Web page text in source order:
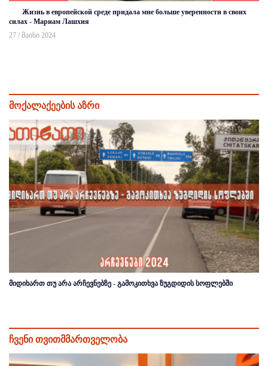
Жизнь в европейской среде придала мне больше уверенности в своих
силах - Мариам Лашхия
27 / მაისი 2024
მოქალაქეების აზრი
მიდიხართ თუ არა არჩევნებზე - გამოკითხვა ზუგდიდის სოფლებში
ჩვენი თვითმმართველობა